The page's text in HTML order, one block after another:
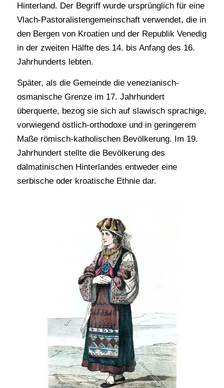
Hinterland. Der Begriff wurde ursprünglich für eine
Vlach-Pastoralistengemeinschaft verwendet, die in
den Bergen von Kroatien und der Republik Venedig
in der zweiten Hälfte des 14. bis Anfang des 16.
Jahrhunderts lebten.
Später, als die Gemeinde die venezianisch-
osmanische Grenze im 17. Jahrhundert
überquerte, bezog sie sich auf slawisch sprachige,
vorwiegend östlich-orthodoxe und in geringerem
Maße römisch-katholischen Bevölkerung. Im 19.
Jahrhundert stellte die Bevölkerung des
dalmatinischen Hinterlandes entweder eine
serbische oder kroatische Ethnie dar.